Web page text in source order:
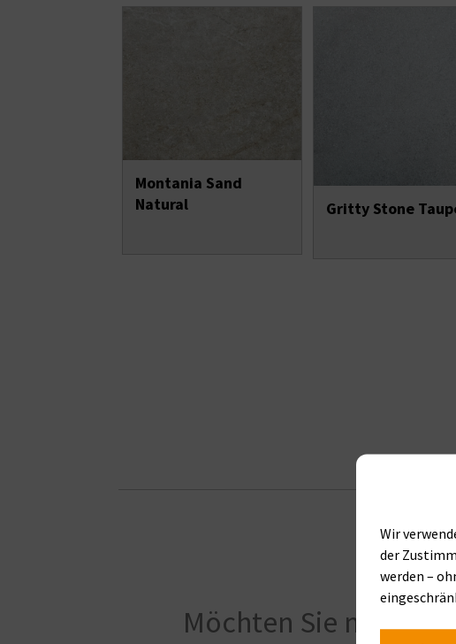
Wir
der
werden –
Montania Sand
Natural
Gritty Stone
Möchten Sie mehr